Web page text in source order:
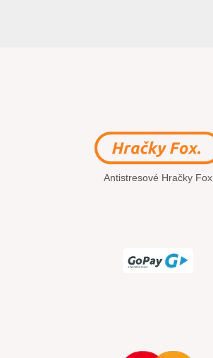
Antistresové Hračky Fox